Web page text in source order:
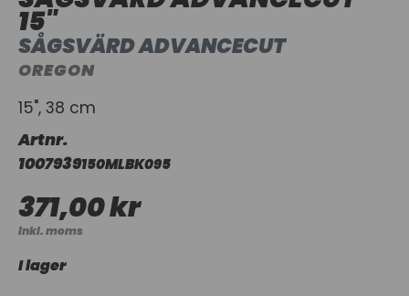
15"
SÅGSVÄRD ADVANCECUT
OREGON
15", 38 cm
Artnr.
1007939150MLBK095
371,00 kr
Inkl. moms
I lager